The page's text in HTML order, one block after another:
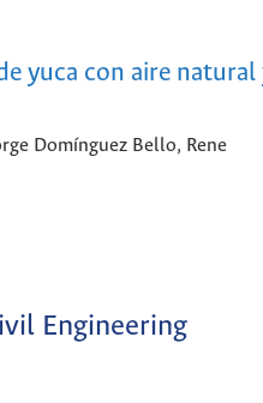
yuca con aire natural
Domínguez Bello, Rene
Engineering